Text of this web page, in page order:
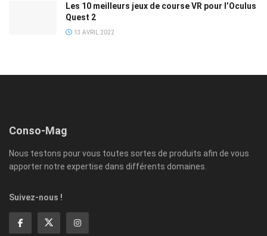
Les 10 meilleurs jeux de course VR pour l’Oculus
Quest 2
13 AVRIL 2022
Conso-Mag
Nous testons pour vous toutes sortes de produits afin de vous
apporter notre expertise dans différents domaines.
Suivez-nous !